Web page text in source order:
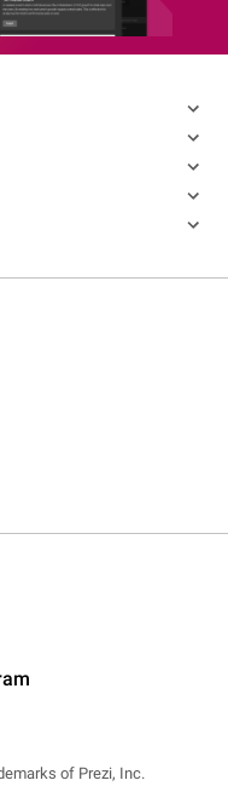
of Prezi, Inc.